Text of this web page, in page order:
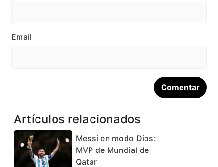
Email
Artículos relacionados
Messi en modo Dios:
MVP de Mundial de
Qatar